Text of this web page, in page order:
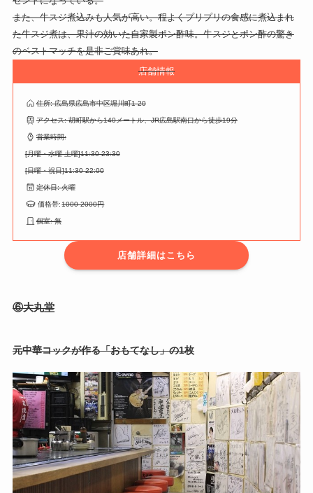
また、牛スジ煮込みも人気が高い。程よくプリプリの食感に煮込まれ
た牛スジ煮は、果汁の効いた自家製ポン酢味。牛スジとポン酢の驚き
のベストマッチを是非ご賞味あれ。
店舗情報
住所: 広島県広島市中区堀川町1-20
アクセス: 胡町駅から140メートル、JR広島駅南口から徒歩19分
営業時間:
[月曜・水曜-土曜]11:30-23:30
[日曜・祝日]11:30-22:00
定休日: 火曜
価格帯: 1000-2000円
個室: 無
店舗詳細はこちら
⑥大丸堂
元中華コックが作る「おもてなし」の1枚